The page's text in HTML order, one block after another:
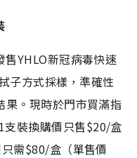
售YHLO新冠病毒快速
子方式採樣，準確性
。現時於門市買滿指
支裝換購價只售$20/盒
需$80/盒（單售價